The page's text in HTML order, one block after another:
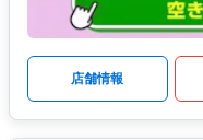
店舗情報